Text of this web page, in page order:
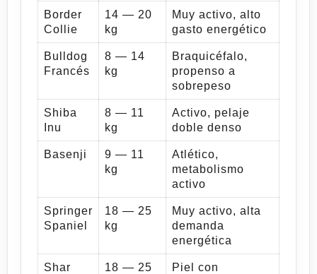
Border
Collie
14 — 20
kg
Muy activo, alto
gasto energético
Bulldog
Francés
8 — 14
kg
Braquicéfalo,
propenso a
sobrepeso
Shiba
Inu
8 — 11
kg
Activo, pelaje
doble denso
Basenji
9 — 11
kg
Atlético,
metabolismo
activo
Springer
Spaniel
18 — 25
kg
Muy activo, alta
demanda
energética
Shar
18 — 25
Piel con